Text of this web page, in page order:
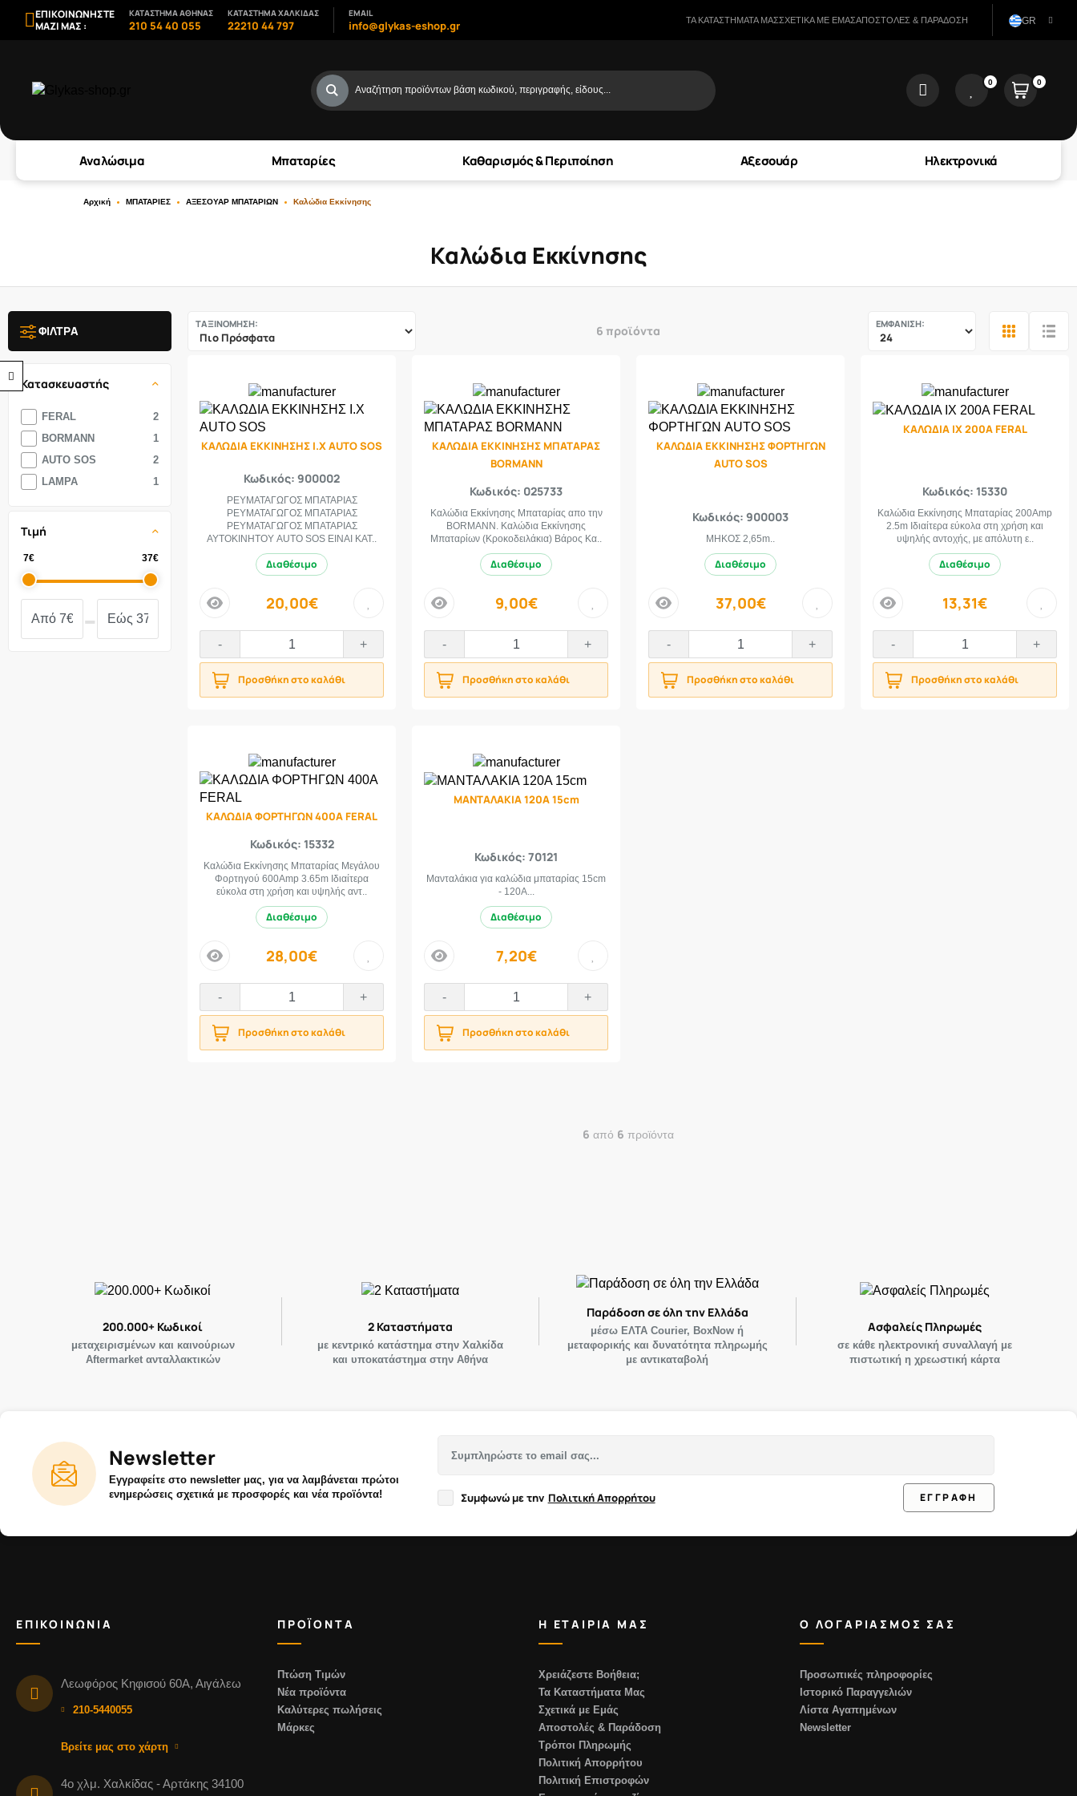
Προσβασιμότητα
ΕΠΙΚΟΙΝΩΝΗΣΤΕ
ΜΑΖΙ ΜΑΣ :
ΚΑΤΑΣΤΗΜΑ ΑΘΗΝΑΣ
210 54 40 055
ΚΑΤΑΣΤΗΜΑ ΧΑΛΚΙΔΑΣ
22210 44 797
EMAIL
info@glykas-eshop.gr ΤΑ ΚΑΤΑΣΤΉΜΑΤΑ ΜΑΣΣΧΕΤΙΚΆ ΜΕ ΕΜΆΣΑΠΟΣΤΟΛΈΣ & ΠΑΡΆΔΟΣΗ GR
Αναζήτηση προϊόντων βάση κωδικού, περιγραφής, είδους...
user wishlist
0 0
Αναλώσιμα Μπαταρίες Καθαρισμός & Περιποίηση Αξεσουάρ Ηλεκτρονικά
Αρχική ΜΠΑΤΑΡΙΕΣ ΑΞΕΣΟΥΑΡ ΜΠΑΤΑΡΙΩΝ Καλώδια Εκκίνησης
Καλώδια Εκκίνησης
ΦΙΛΤΡΑ
Κατασκευαστής
FERAL
2
BORMANN
1
AUTO SOS
2
LAMPA
1
Τιμή
7€ 37€
-
ΤΑΞΙΝΟΜΗΣΗ: 6 προϊόντα ΕΜΦΑΝΙΣΗ:
ΚΑΛΩΔΙΑ ΕΚΚΙΝΗΣΗΣ Ι.Χ AUTO SOS
Κωδικός: 900002
ΡΕΥΜΑΤΑΓΩΓΟΣ ΜΠΑΤΑΡΙΑΣ
ΡΕΥΜΑΤΑΓΩΓΟΣ ΜΠΑΤΑΡΙΑΣ
ΡΕΥΜΑΤΑΓΩΓΟΣ ΜΠΑΤΑΡΙΑΣ
ΑΥΤΟΚΙΝΗΤΟΥ AUTO SOS EINAI ΚΑΤ..
Διαθέσιμο
price 20,00€
- +
Προσθήκη στο καλάθι
ΚΑΛΩΔΙΑ ΕΚΚΙΝΗΣΗΣ ΜΠΑΤΑΡΑΣ
BORMANN
Κωδικός: 025733
Καλώδια Εκκίνησης Μπαταρίας απο την
BORMANN. Καλώδια Εκκίνησης
Μπαταρίων (Κροκοδειλάκια) Βάρος Κα..
Διαθέσιμο
price 9,00€
- +
Προσθήκη στο καλάθι
ΚΑΛΩΔΙΑ ΕΚΚΙΝΗΣΗΣ ΦΟΡΤΗΓΩΝ
AUTO SOS
Κωδικός: 900003
ΜΗΚΟΣ 2,65m..
Διαθέσιμο
price 37,00€
- +
Προσθήκη στο καλάθι
ΚΑΛΩΔΙΑ ΙΧ 200Α FERAL
Κωδικός: 15330
Καλώδια Εκκίνησης Μπαταρίας 200Amp
2.5m Ιδιαίτερα εύκολα στη χρήση και
υψηλής αντοχής, με απόλυτη ε..
Διαθέσιμο
price 13,31€
- +
Προσθήκη στο καλάθι
ΚΑΛΩΔΙΑ ΦΟΡΤΗΓΩΝ 400Α FERAL
Κωδικός: 15332
Καλώδια Εκκίνησης Μπαταρίας Μεγάλου
Φορτηγού 600Amp 3.65m Ιδιαίτερα
εύκολα στη χρήση και υψηλής αντ..
Διαθέσιμο
price 28,00€
- +
Προσθήκη στο καλάθι
ΜΑΝΤΑΛΑΚΙΑ 120Α 15cm
Κωδικός: 70121
Μανταλάκια για καλώδια μπαταρίας 15cm
- 120A...
Διαθέσιμο
price 7,20€
- +
Προσθήκη στο καλάθι
6 από 6 προϊόντα
200.000+ Κωδικοί
μεταχειρισμένων και καινούριων
Aftermarket ανταλλακτικών
2 Καταστήματα
με κεντρικό κατάστημα στην Χαλκίδα
και υποκατάστημα στην Αθήνα
Παράδοση σε όλη την Ελλάδα
μέσω ΕΛΤΑ Courier, BoxNow ή
μεταφορικής και δυνατότητα πληρωμής
με αντικαταβολή
Ασφαλείς Πληρωμές
σε κάθε ηλεκτρονική συναλλαγή με
πιστωτική η χρεωστική κάρτα
Newsletter
Εγγραφείτε στο newsletter μας, για να λαμβάνεται πρώτοι
ενημερώσεις σχετικά με προσφορές και νέα προϊόντα!
Συμφωνώ με την Πολιτική Απορρήτου ΕΓΓΡΑΦΗ
ΕΠΙΚΟΙΝΩΝΙΑ
Λεωφόρος Κηφισού 60Α, Αιγάλεω
210-5440055
Βρείτε μας στο χάρτη
4ο χλμ. Χαλκίδας - Αρτάκης 34100
ΠΡΟΪΟΝΤΑ
Πτώση Τιμών
Νέα προϊόντα
Καλύτερες πωλήσεις
Μάρκες
Η ΕΤΑΙΡΙΑ ΜΑΣ
Χρειάζεστε Βοήθεια;
Τα Καταστήματα Μας
Σχετικά με Εμάς
Αποστολές & Παράδοση
Τρόποι Πληρωμής
Πολιτική Απορρήτου
Πολιτική Επιστροφών
Ο ΛΟΓΑΡΙΑΣΜΟΣ ΣΑΣ
Προσωπικές πληροφορίες
Ιστορικό Παραγγελιών
Λίστα Αγαπημένων
Newsletter